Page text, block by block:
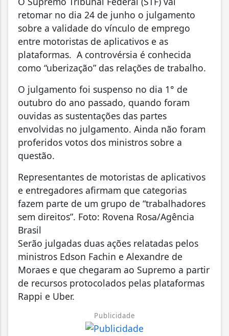
retomar no dia 24 de junho o julgamento
sobre a validade do vínculo de emprego
entre motoristas de aplicativos e as
plataformas. A controvérsia é conhecida
como “uberização” das relações de trabalho.
O julgamento foi suspenso no dia 1° de
outubro do ano passado, quando foram
ouvidas as sustentações das partes
envolvidas no julgamento. Ainda não foram
proferidos votos dos ministros sobre a
questão.
Representantes de motoristas de aplicativos
e entregadores afirmam que categorias
fazem parte de um grupo de “trabalhadores
sem direitos”. Foto: Rovena Rosa/Agência
Brasil
Serão julgadas duas ações relatadas pelos
ministros Edson Fachin e Alexandre de
Moraes e que chegaram ao Supremo a partir
de recursos protocolados pelas plataformas
Rappi e Uber.
Publicidade